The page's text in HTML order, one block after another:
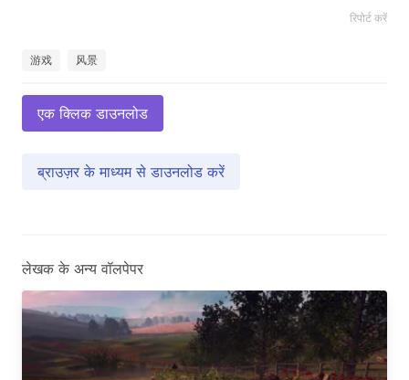
रिपोर्ट करें
游戏 风景
एक क्लिक डाउनलोड
ब्राउज़र के माध्यम से डाउनलोड करें
लेखक के अन्य वॉलपेपर